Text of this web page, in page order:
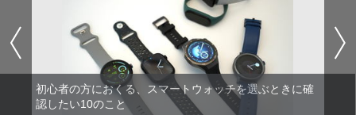
初心者の方におくる、スマートウォッチを選ぶときに確
認したい10のこと